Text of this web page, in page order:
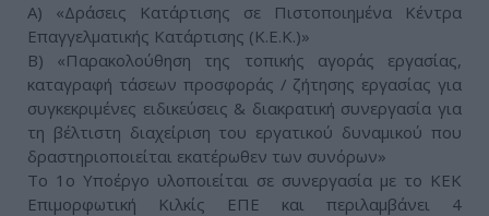
A) «Δράσεις Κατάρτισης σε Πιστοποιημένα Κέντρα
Επαγγελματικής Κατάρτισης (Κ.Ε.Κ.)»
B) «Παρακολούθηση της τοπικής αγοράς εργασίας,
καταγραφή τάσεων προσφοράς / ζήτησης εργασίας για
συγκεκριμένες ειδικεύσεις & διακρατική συνεργασία για
τη βέλτιστη διαχείριση του εργατικού δυναμικού που
δραστηριοποιείται εκατέρωθεν των συνόρων»
Το 1ο Υποέργο υλοποιείται σε συνεργασία με το ΚΕΚ
Επιμορφωτική Κιλκίς ΕΠΕ και περιλαμβάνει 4